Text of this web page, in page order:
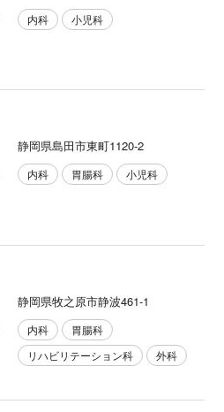
内科 小児科
静岡県島田市東町1120-2
内科 胃腸科 小児科
静岡県牧之原市静波461-1
内科
胃腸科
リハビリテーション科
外科